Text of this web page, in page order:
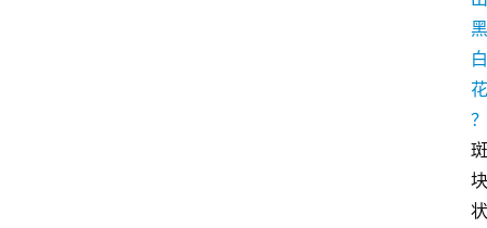
斑
块
状